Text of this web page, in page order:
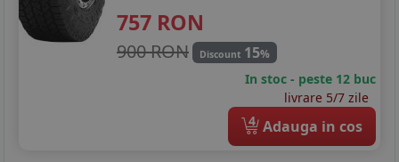
757 RON
900 RON Discount 15%
In stoc - peste 12 buc
livrare 5/7 zile
4 Adauga in cos